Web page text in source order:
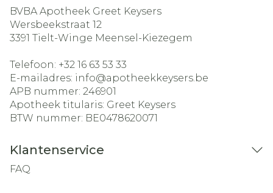
BVBA Apotheek Greet Keysers
Wersbeekstraat 12
3391 Tielt-Winge Meensel-Kiezegem
Telefoon: +32 16 63 53 33
E-mailadres: info@apotheekkeysers.be
APB nummer: 246901
Apotheek titularis: Greet Keysers
BTW nummer: BE0478620071
Klantenservice
FAQ